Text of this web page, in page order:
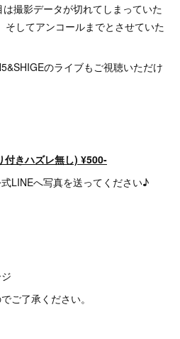
撮影データが切れてしまっていた
そしてアンコールまでとさせていた
のライブもご視聴いただけ
付きハズレ無し) ¥500-
LINEへ写真を送ってください♪
ご了承ください。